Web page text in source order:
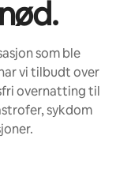
som ble
vi tilbudt over
overnatting til
sykdom